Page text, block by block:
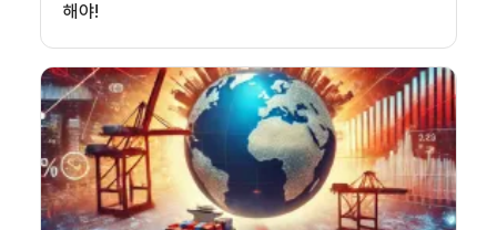
해야!